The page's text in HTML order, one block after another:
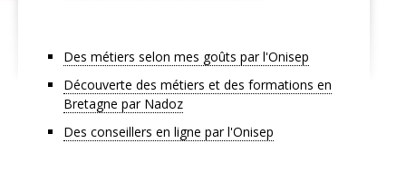
Des métiers selon mes goûts par l'Onisep
Découverte des métiers et des formations en
Bretagne par Nadoz
Des conseillers en ligne par l'Onisep